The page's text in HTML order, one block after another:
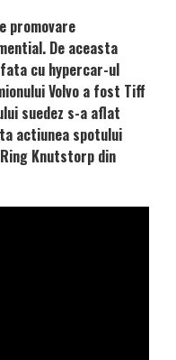
promovare
De aceasta
cu hypercar-ul
Volvo a fost Tiff
suedez s-a aflat
actiunea spotului
Knutstorp din